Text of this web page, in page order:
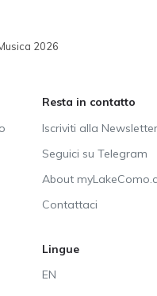
2026
Resta in contatto
Iscriviti alla Newsletter
Seguici su Telegram
About
Contattaci
Lingue
EN